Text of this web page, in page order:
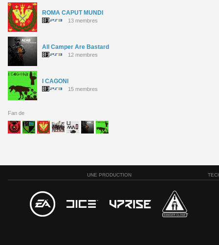
ROMA CAPUT MUNDI
13 membres
All Camper Are Bastard
12 membres
I CAGONI
15 membres
Fan de
UNE PRODUCTION